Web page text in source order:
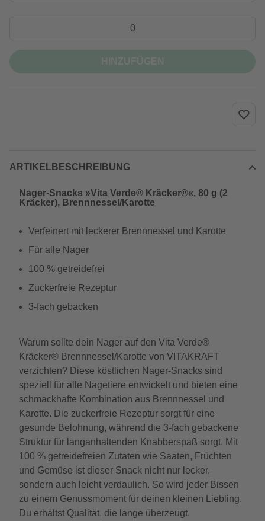
ARTIKELBESCHREIBUNG
Nager-Snacks »Vita Verde® Kräcker®«, 80 g (2
Kräcker), Brennnessel/Karotte
Verfeinert mit leckerer Brennnessel und Karotte
Für alle Nager
100 % getreidefrei
Zuckerfreie Rezeptur
3-fach gebacken
Warum sollte dein Nager auf den Vita Verde®
Kräcker® Brennnessel/Karotte von VITAKRAFT
verzichten? Diese köstlichen Nager-Snacks sind
speziell für alle Nagetiere entwickelt und bieten eine
schmackhafte Kombination aus Brennnessel und
Karotte. Die zuckerfreie Rezeptur sorgt für eine
gesunde Belohnung, während die 3-fach gebackene
Struktur für langanhaltenden Knabberspaß sorgt. Mit
100 % getreidefreien Zutaten wie Saaten, Früchten
und Gemüse ist dieser Snack nicht nur lecker,
sondern auch leicht verdaulich. So wird jeder Bissen
zu einem Genussmoment für deinen kleinen Liebling.
Du erhältst Qualität, die lange überzeugt.